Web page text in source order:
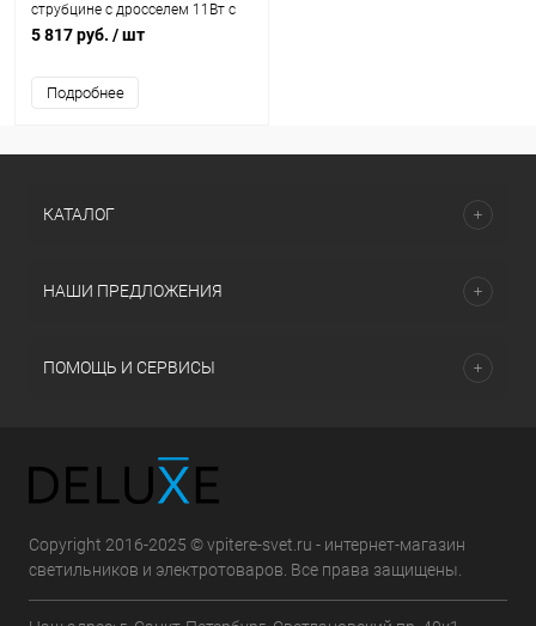
струбцине с дросселем 11Вт с
лампой КЛЛ G23 бел. Трансвит
5 817 руб. / шт
Подробнее
КАТАЛОГ
НАШИ ПРЕДЛОЖЕНИЯ
ПОМОЩЬ И СЕРВИСЫ
Copyright 2016-2025 © vpitere-svet.ru - интернет-магазин
светильников и электротоваров. Все права защищены.